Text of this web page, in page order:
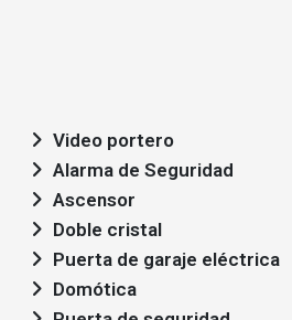
Video portero
Alarma de Seguridad
Ascensor
Doble cristal
Puerta de garaje eléctrica
Domótica